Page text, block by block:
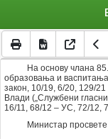
На основу члана
образовања и
закон, 10/19, 6/20, 129/
Влади („Службени
16/11, 68/12 – УС, 72/12,
Министар